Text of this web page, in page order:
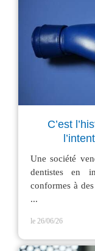
C’est
Une société
dentistes en
conformes à
...
le 26/06/26